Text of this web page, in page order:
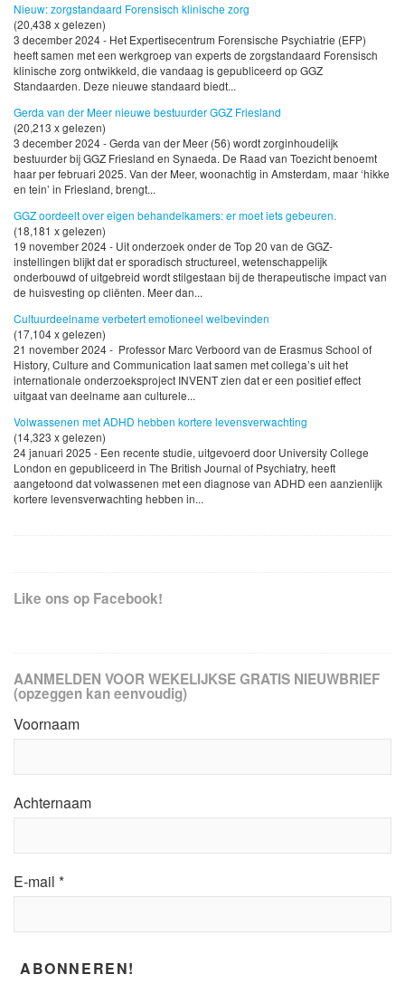
Nieuw: zorgstandaard Forensisch klinische zorg
(20,438 x gelezen)
3 december 2024 - Het Expertisecentrum Forensische Psychiatrie (EFP)
heeft samen met een werkgroep van experts de zorgstandaard Forensisch
klinische zorg ontwikkeld, die vandaag is gepubliceerd op GGZ
Standaarden. Deze nieuwe standaard biedt...
Gerda van der Meer nieuwe bestuurder GGZ Friesland
(20,213 x gelezen)
3 december 2024 - Gerda van der Meer (56) wordt zorginhoudelijk
bestuurder bij GGZ Friesland en Synaeda. De Raad van Toezicht benoemt
haar per februari 2025. Van der Meer, woonachtig in Amsterdam, maar ‘hikke
en tein’ in Friesland, brengt...
GGZ oordeelt over eigen behandelkamers: er moet iets gebeuren.
(18,181 x gelezen)
19 november 2024 - Uit onderzoek onder de Top 20 van de GGZ-
instellingen blijkt dat er sporadisch structureel, wetenschappelijk
onderbouwd of uitgebreid wordt stilgestaan bij de therapeutische impact van
de huisvesting op cliënten. Meer dan...
Cultuurdeelname verbetert emotioneel welbevinden
(17,104 x gelezen)
21 november 2024 - Professor Marc Verboord van de Erasmus School of
History, Culture and Communication laat samen met collega’s uit het
internationale onderzoeksproject INVENT zien dat er een positief effect
uitgaat van deelname aan culturele...
Volwassenen met ADHD hebben kortere levensverwachting
(14,323 x gelezen)
24 januari 2025 - Een recente studie, uitgevoerd door University College
London en gepubliceerd in The British Journal of Psychiatry, heeft
aangetoond dat volwassenen met een diagnose van ADHD een aanzienlijk
kortere levensverwachting hebben in...
Like ons op Facebook!
AANMELDEN VOOR WEKELIJKSE GRATIS NIEUWBRIEF
(opzeggen kan eenvoudig)
Voornaam
Achternaam
E-mail *